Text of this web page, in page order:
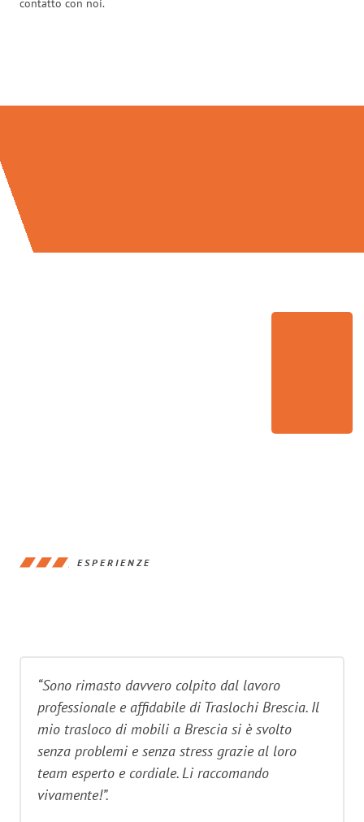
contatto con noi.
ESPERIENZE
“Sono rimasto davvero colpito dal lavoro
professionale e affidabile di Traslochi Brescia. Il
mio trasloco di mobili a Brescia si è svolto
senza problemi e senza stress grazie al loro
team esperto e cordiale. Li raccomando
vivamente!”.